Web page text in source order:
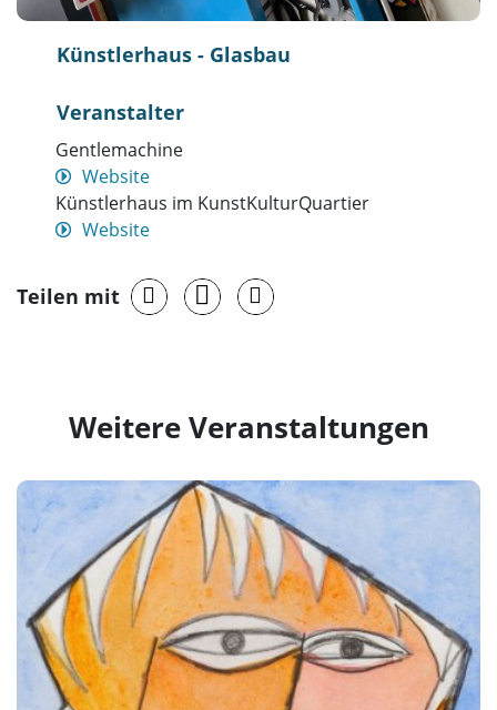
Künstlerhaus - Glasbau
Veranstalter
Gentlemachine
Website
Künstlerhaus im KunstKulturQuartier
Website
Teilen mit
Weitere Veranstaltungen